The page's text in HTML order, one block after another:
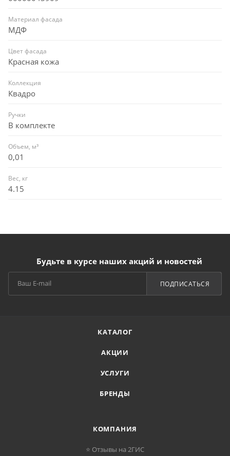
Материал фасада
МДФ
Цвет фасада
Красная кожа
Коллекция
Квадро
Ручки
В комплекте
Объем, м³
0,01
Вес, кг
4.15
Будьте в курсе наших акций и новостей
ПОДПИСАТЬСЯ
КАТАЛОГ
АКЦИИ
УСЛУГИ
БРЕНДЫ
КОМПАНИЯ
⭐ Отзывы на 2ГИС